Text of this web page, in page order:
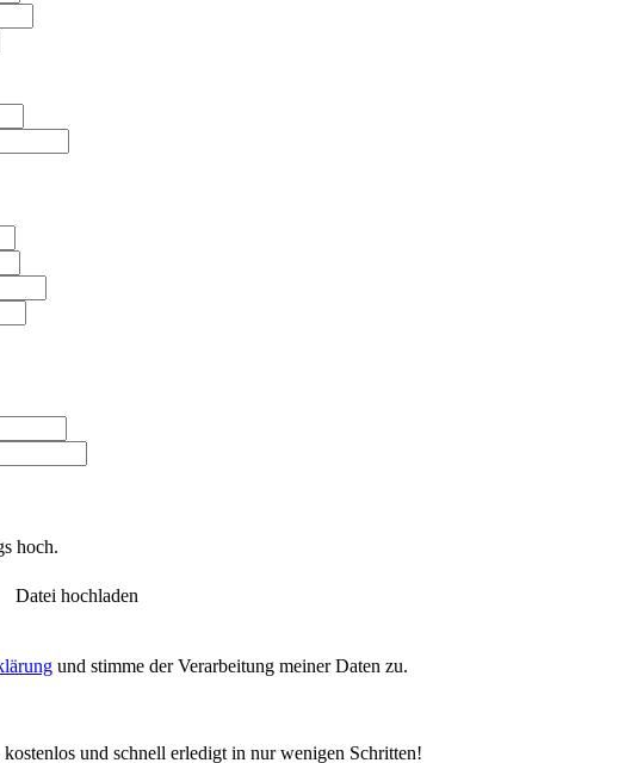
hoch.
Datei hochladen
und stimme der Verarbeitung meiner Daten zu.
und schnell erledigt in nur wenigen Schritten!